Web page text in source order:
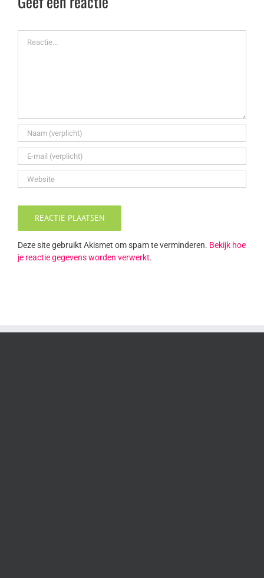
Deze site gebruikt Akismet om spam te verminderen. Bekijk hoe
je reactie gegevens worden verwerkt.